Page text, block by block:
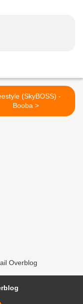
(SkyBOSS) -
Booba >
Overblog